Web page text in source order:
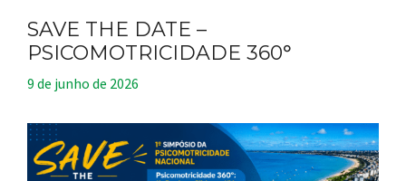
SAVE THE DATE –
PSICOMOTRICIDADE 360°
9 de junho de 2026